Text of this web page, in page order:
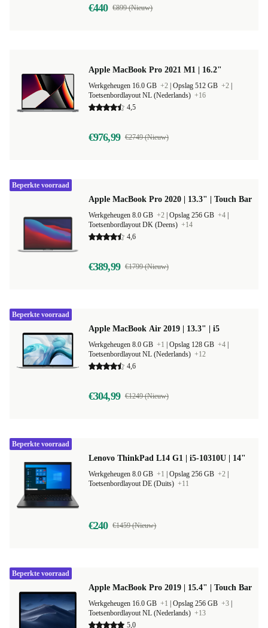
€440 €899 (Nieuw)
Apple MacBook Pro 2021 M1 | 16.2"
Werkgeheugen 16.0 GB +2 Opslag 512 GB +2
Toetsenbordlayout NL (Nederlands) +16
4,5
€976,99 €2749 (Nieuw)
Apple MacBook Pro 2020 | 13.3" | Touch Bar
Werkgeheugen 8.0 GB +2 Opslag 256 GB +4
Toetsenbordlayout DK (Deens) +14
4,6
€389,99 €1799 (Nieuw)
Beperkte voorraad
Apple MacBook Air 2019 | 13.3" | i5
Werkgeheugen 8.0 GB +1 Opslag 128 GB +4
Toetsenbordlayout NL (Nederlands) +12
4,6
€304,99 €1249 (Nieuw)
Beperkte voorraad
Lenovo ThinkPad L14 G1 | i5-10310U | 14"
Werkgeheugen 8.0 GB +1 Opslag 256 GB +2
Toetsenbordlayout DE (Duits) +11
€240 €1459 (Nieuw)
Beperkte voorraad
Apple MacBook Pro 2019 | 15.4" | Touch Bar
Werkgeheugen 16.0 GB +1 Opslag 256 GB +3
Toetsenbordlayout NL (Nederlands) +13
5,0
Beperkte voorraad